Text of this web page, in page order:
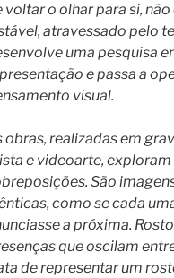
voltar o olhar para si,
atravessado pelo
uma pesquisa
e passa a
visual.
obras, realizadas em
e videoarte,
São
como se cada
a próxima.
que oscilam
de representar um